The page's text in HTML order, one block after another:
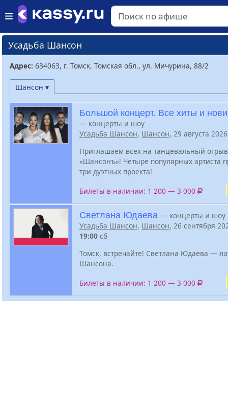
Усадьба Шансон
Адрес: 634063, г. Томск, Томская обл., ул. Мичурина, 88/2
Шансон ▾
Большой концерт. Все хиты и
— концерты и шоу
Усадьба Шансон, Шансон, 29 августа
Приглашаем всех на танцевальный
«Шансонъ»! Четыре популярных артиста
три дуэтных проекта!
Билеты в наличии: 1 200 — 3 000
Светлана Юдаева — концерты и шоу
Усадьба Шансон, Шансон, 26 сентября
19:00 сб
Томск, встречайте! Светлана Юдаева —
Шансона.
Билеты в наличии: 1 200 — 3 000